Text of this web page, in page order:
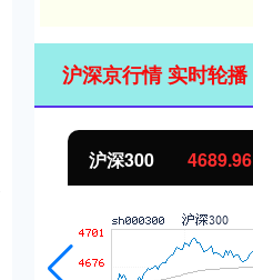
沪深京行情 实时轮播
沪深300 4689.96